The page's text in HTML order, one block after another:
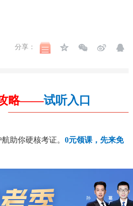
分享：
攻略——试听入口
助你硬核考证。 0元领课，先来免